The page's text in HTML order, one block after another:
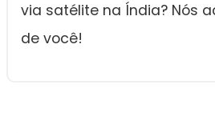
via satélite na Índia? Nós
de você!